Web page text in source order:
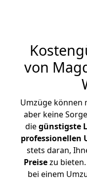
von
Umzüge können
aber keine
diegünstigste
professionellen
stets daran,
Preisezu
bei einem